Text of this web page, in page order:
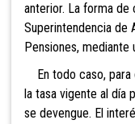
anterior. La forma de
Superintendencia de
Pensiones, mediante
En todo caso, para
la tasa vigente al día
se devengue. El